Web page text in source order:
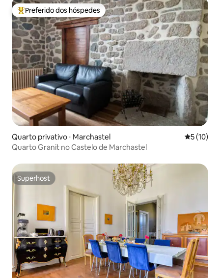
Entre os melhores preferidos dos hóspedes
Preferido dos hóspedes
Quarto privativo ⋅ Marchastel 5 de uma
5 (10)
Quarto Granit no Castelo de Marchastel
Superhost
Superhost